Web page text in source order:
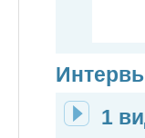
1